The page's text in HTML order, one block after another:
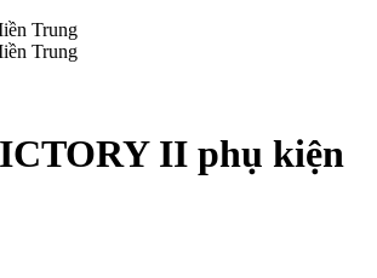
Trung
Trung
II phụ kiện